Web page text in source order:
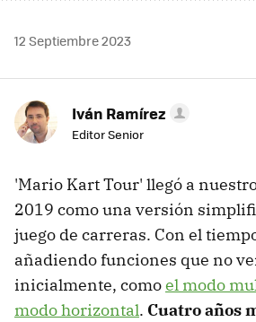
12 Septiembre 2023
Iván Ramírez
Editor Senior
'Mario Kart Tour' llegó a
2019 como una versión
juego de carreras. Con el
añadiendo funciones que no
inicialmente, comoel modo
modo horizontal. Cuatro años